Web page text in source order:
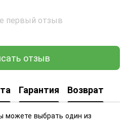
первый отзыв
отзыв
Гарантия Возврат
можете выбрать один из